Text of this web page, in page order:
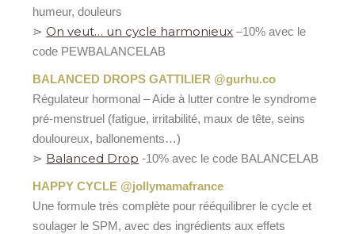
humeur, douleurs
⋗ On veut… un cycle harmonieux –10% avec le
code PEWBALANCELAB
BALANCED DROPS GATTILIER @gurhu.co
Régulateur hormonal – Aide à lutter contre le syndrome
pré-menstruel (fatigue, irritabilité, maux de tête, seins
douloureux, ballonements…)
⋗ Balanced Drop -10% avec le code BALANCELAB
HAPPY CYCLE @jollymamafrance
Une formule très complète pour rééquilibrer le cycle et
soulager le SPM, avec des ingrédients aux effets